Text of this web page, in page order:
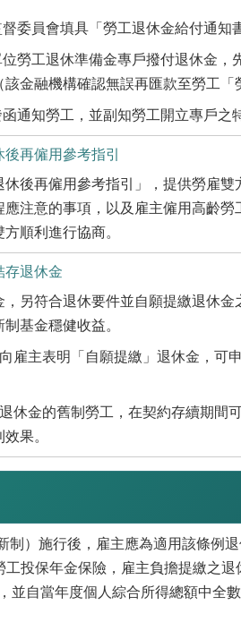
委員會填具「勞工退休金給付通知
勞工退休準備金專戶撥付退休金
該金融機構確認無誤再匯款至勞工
通知勞工，並副知勞工開立專戶之
再僱用參考指引
休後再僱用參考指引」，提供勞雇
注意的事項，以及雇主僱用高齡
順利進行協商。
存退休金
另符合退休要件並自願提繳退休
基金穩健收益。
雇主表明「自願提繳」退休金，可
休金的舊制勞工，在契約存續期間
果。
制）施行後，雇主應為適用該條例
投保年金保險，雇主負擔提繳之
並自當年度個人綜合所得總額中全